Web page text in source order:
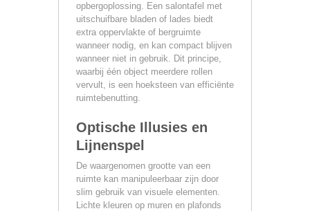
opbergoplossing. Een salontafel met
uitschuifbare bladen of lades biedt
extra oppervlakte of bergruimte
wanneer nodig, en kan compact blijven
wanneer niet in gebruik. Dit principe,
waarbij één object meerdere rollen
vervult, is een hoeksteen van efficiënte
ruimtebenutting.
Optische Illusies en
Lijnenspel
De waargenomen grootte van een
ruimte kan manipuleerbaar zijn door
slim gebruik van visuele elementen.
Lichte kleuren op muren en plafonds